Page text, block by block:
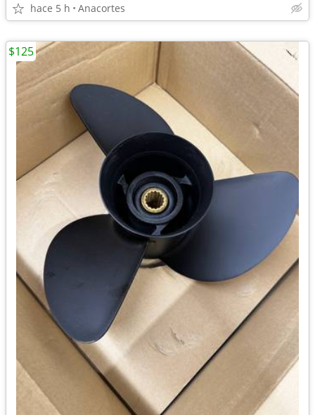
hace 5 h Anacortes
$125